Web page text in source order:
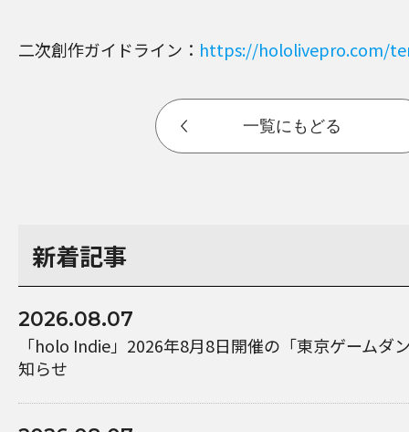
二次創作ガイドライン： https://hololivepro.com/
一覧にもどる
新着記事
2026.08.07
「holo Indie」2026年8月8日開催の「東京ゲームダ
知らせ